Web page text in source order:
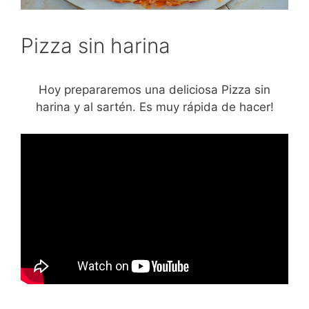
Pizza sin harina
Hoy prepararemos una deliciosa Pizza sin
harina y al sartén. Es muy rápida de hacer!